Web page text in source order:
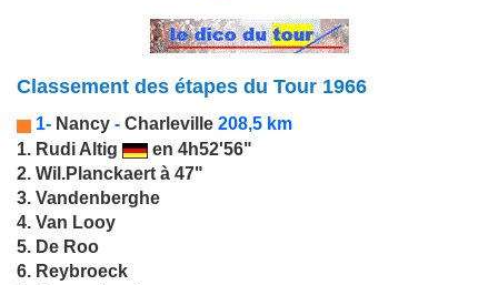
Classement des étapes du Tour 1966
1- Nancy - Charleville 208,5 km
1. Rudi Altig
en 4h52'56"
2. Wil.Planckaert à 47"
3. Vandenberghe
4. Van Looy
5. De Roo
6. Reybroeck